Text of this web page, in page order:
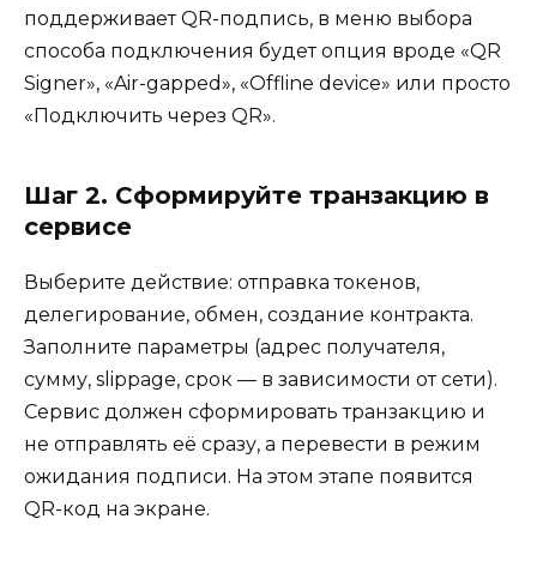
поддерживает QR-подпись, в меню выбора
способа подключения будет опция вроде «QR
Signer», «Air-gapped», «Offline device» или просто
«Подключить через QR».
Шаг 2. Сформируйте транзакцию в
сервисе
Выберите действие: отправка токенов,
делегирование, обмен, создание контракта.
Заполните параметры (адрес получателя,
сумму, slippage, срок — в зависимости от сети).
Сервис должен сформировать транзакцию и
не отправлять её сразу, а перевести в режим
ожидания подписи. На этом этапе появится
QR-код на экране.